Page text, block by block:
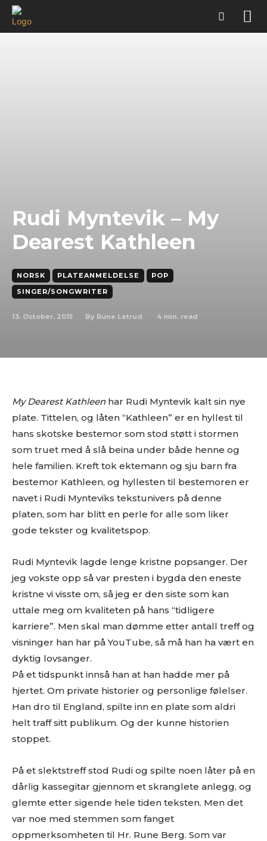
Rudi Myntevik – My
Dearest Kathleen
NORSK PLATEANMELDELSE
POP
SINGER/SONGWRITER
13. October, 2015 By Rune Letrud 4 min. read
My Dearest Kathleenhar Rudi Myntevik kalt sin nye
plate. Tittelen, og låten “Kathleen” er en hyllest til
hans skotske bestemor som stod støtt i stormen
som truet med å slå beina under både henne og
hele familien. Kreft tok ektemann og sju barn fra
bestemor Kathleen, og hyllesten til bestemoren er
navet i Rudi Mynteviks tekstunivers på denne
platen, som har blitt en perle for alle som liker
gode tekster og kvalitetspop.
Rudi Myntevik lagde lenge kristne popsanger. Der
jeg vokste opp så var presten i bygda den eneste
kristne vi visste om, så jeg er den siste som kan
uttale meg om kvaliteten på hans “tidligere
karriere”. Men skal man dømme etter antall treff og
visninger han har på YouTube, så må han ha vært en
dyktig lovsanger.
På et tidspunkt innså han at han hadde mer på
hjertet. Om private historier og personlige følelser.
Han dro til England, spilte inn en plate som aldri
helt traff sitt publikum. Og der kunne historien
stoppet.
På et slektstreff stod Rudi og spilte noen låter på en
dårlig kassegitar gjennom et skranglete anlegg, og
glemte etter sigende hele tiden teksten. Men det
var noe med stemmen som fanget
oppmerksomheten til Hr. Rune Berg. Som var